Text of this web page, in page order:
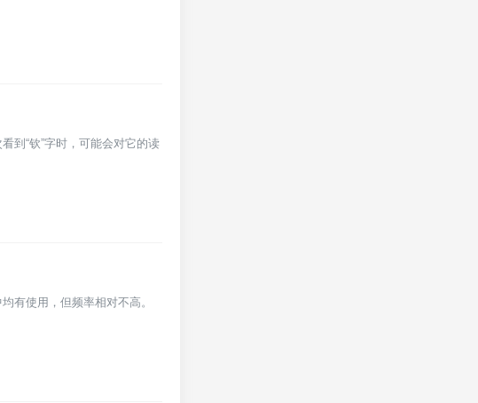
到“钦”字时，可能会对它的读
有使用，但频率相对不高。